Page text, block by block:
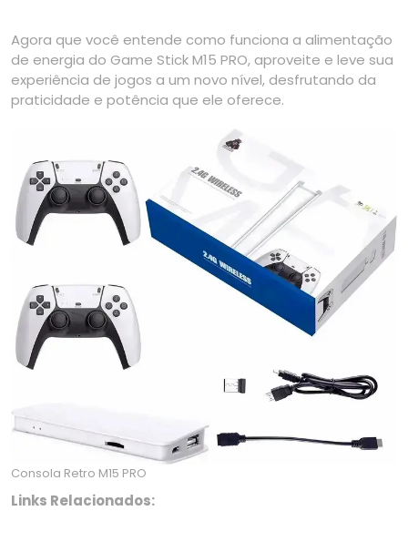
Agora que você entende como funciona a alimentação
de energia do Game Stick M15 PRO, aproveite e leve sua
experiência de jogos a um novo nível, desfrutando da
praticidade e potência que ele oferece.
Consola Retro M15 PRO
Links Relacionados: